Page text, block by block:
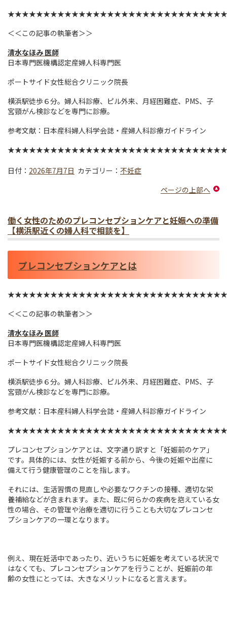
＜＜この記事の執筆者＞＞
清水なほみ 医師
日本専門医機構認定産婦人科専門医
ポートサイド女性総合クリニック院長
横浜駅徒歩６分。婦人科診療、ピル外来、月経困難症、PMS、子
宮頸がん検診などを専門に診療。
参考文献：日本産科婦人科学会誌・産婦人科診療ガイドライン
日付： 2026年7月7日 カテゴリー： 不妊症
ページの上部へ
働く女性のためのプレコンセプションケアと妊娠への準備
【横浜駅近くの婦人科で相談を】
プレコンセプションケアとは
＜＜この記事の執筆者＞＞
清水なほみ 医師
日本専門医機構認定産婦人科専門医
ポートサイド女性総合クリニック院長
横浜駅徒歩６分。婦人科診療、ピル外来、月経困難症、PMS、子
宮頸がん検診などを専門に診療。
参考文献：日本産科婦人科学会誌・産婦人科診療ガイドライン
プレコンセプションケアとは、文字通り訳すと「妊娠前のケア」
です。具体的には、女性が妊娠する前から、今後の妊娠や出産に
備えて行う健康管理のことを指します。
それには、生活習慣の見直しや必要なワクチンの接種、適切な栄
養補給などが含まれます。また、既に何らかの疾病を抱えている女
性の場合、その管理や治療を適切に行うことも大切なプレコンセ
プションケアの一環となります。
例え、現在妊活中であったり、近いうちに妊娠を考えている状況で
はなくても、プレコンセプションケアを行うことが、妊娠前の年
齢の女性にとっては、大きなメリットになると言えます。